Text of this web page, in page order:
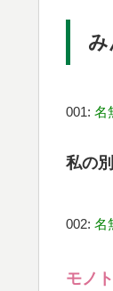
001: 名
私の
002: 名
モノ